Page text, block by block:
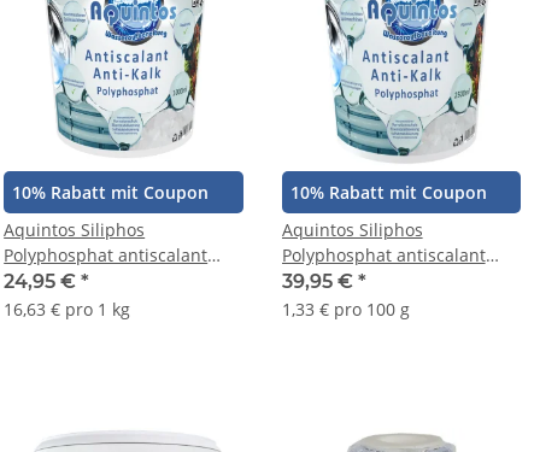
10% Rabatt mit Coupon
Aquintos Siliphos
Polyphosphat antiscalant
AS1000 zur Bindung von
Carbonaten Silikate Sulfate
24,95 €*
16,63 € pro 1 kg
10% Rabatt mit Coupon
Aquintos Siliphos
Polyphosphat antiscalant
AS2500 zur Bindung von
Carbonaten Silikate Sulfate
39,95 € *
1,33 € pro 100 g